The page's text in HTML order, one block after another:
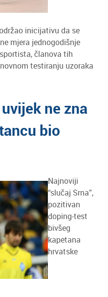
inicijativu da se
mjera jednogodišnje
članova tih
testiranju uzoraka
ne zna
bio
Najnoviji
“slučaj Srna”,
pozitivan
doping-test
bivšeg
kapetana
hrvatske